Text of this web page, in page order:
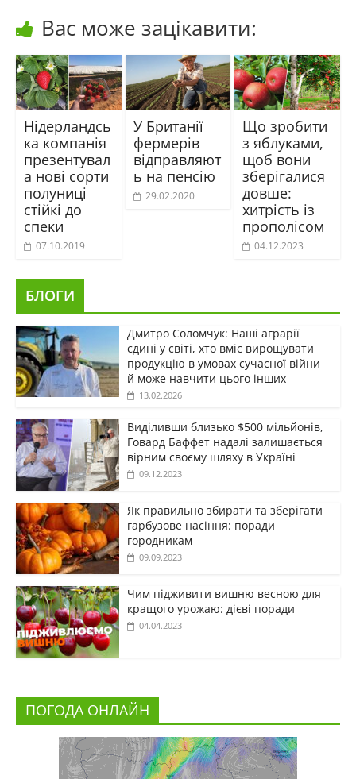
Вас може зацікавити:
Нідерландсь
ка компанія
презентувал
а нові сорти
полуниці
стійкі до
спеки
07.10.2019
У Британії
фермерів
відправляют
ь на пенсію
29.02.2020
Що зробити
з яблуками,
щоб вони
зберігалися
довше:
хитрість із
прополісом
04.12.2023
БЛОГИ
Дмитро Соломчук: Наші аграрії
єдині у світі, хто вміє вирощувати
продукцію в умовах сучасної війни
й може навчити цього інших
13.02.2026
Виділивши близько $500 мільйонів,
Говард Баффет надалі залишається
вірним своєму шляху в Україні
09.12.2023
Як правильно збирати та зберігати
гарбузове насіння: поради
городникам
09.09.2023
Чим підживити вишню весною для
кращого урожаю: дієві поради
04.04.2023
ПОГОДА ОНЛАЙН